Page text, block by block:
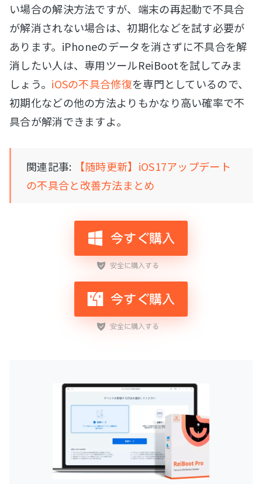
い場合の解決方法ですが、端末の再起動で不具合
が解消されない場合は、初期化などを試す必要が
あります。iPhoneのデータを消さずに不具合を解
消したい人は、専用ツールReiBootを試してみま
しょう。 iOSの不具合修復を専門としているので、
初期化などの他の方法よりもかなり高い確率で不
具合が解消できますよ。
関連記事:
【随時更新】iOS17アップデート
の不具合と改善方法まとめ